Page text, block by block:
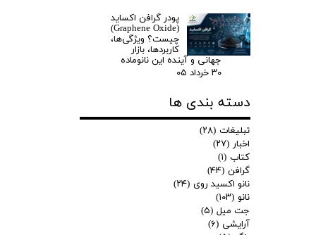
پودر گرافن اکساید
(Graphene Oxide)
چیست؟ ویژگی‌ها،
کاربردها، بازار
جهانی و آینده این نانوماده
۳۰ خرداد ۰۵
دسته بندی ها
تبلیغات (۲۸)
اخبار (۲۷)
کتاب (۱)
گرافن (۴۴)
نانو اکسید روی (۲۴)
نانو (۱۰۳)
جت میل (۵)
آرایشی (۶)